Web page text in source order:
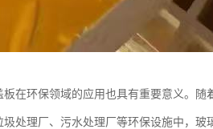
板在环保领域的应用也具有重要意义。
圾处理厂、污水处理厂等环保设施中，